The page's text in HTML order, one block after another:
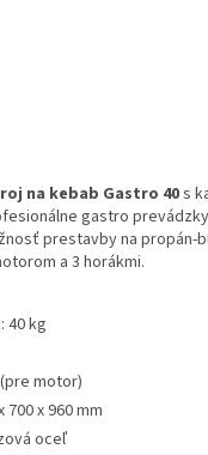
na kebab Gastro 40s
gastro
prestavby na propán-
a 3 horákmi.
40 kg
motor)
700 x 960 mm
oceľ